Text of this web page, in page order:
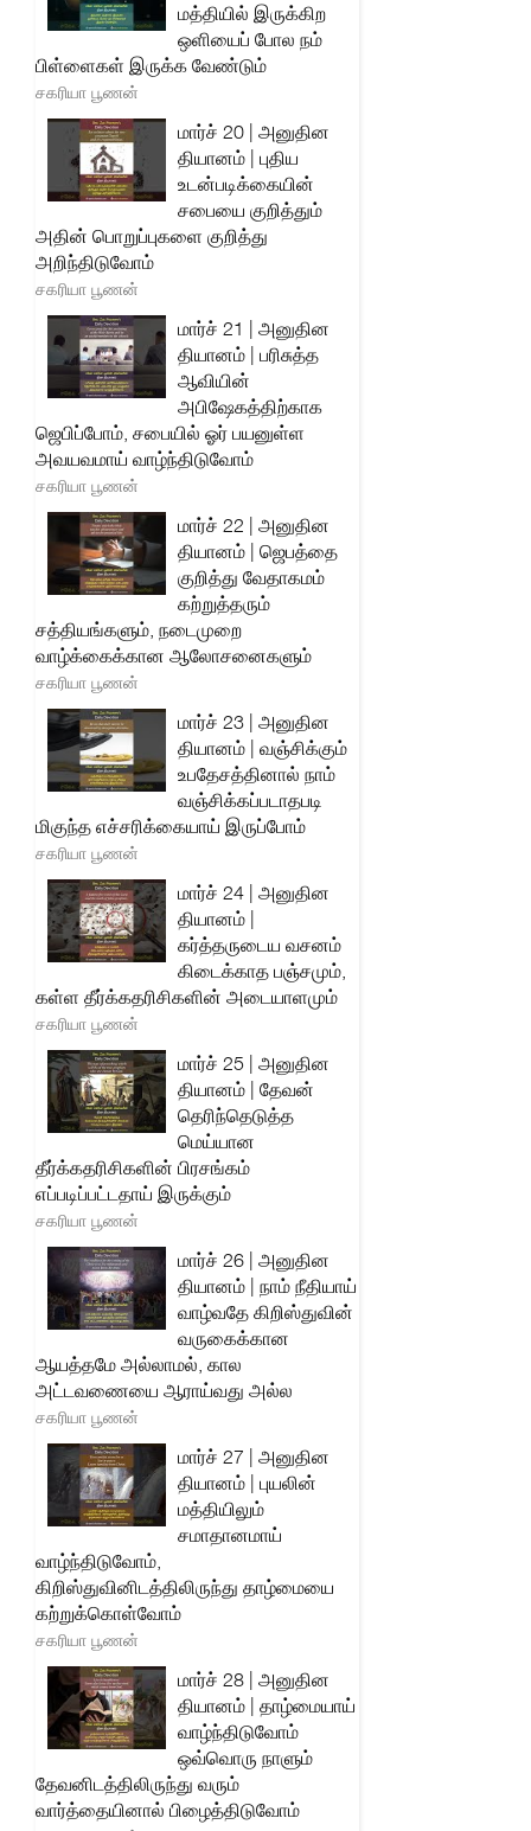
மத்தியில் இருக்கிற
ஒளியைப் போல நம்
பிள்ளைகள் இருக்க வேண்டும்
சகரியா பூணன்
மார்ச் 20 | அனுதின
தியானம் | புதிய
உடன்படிக்கையின்
சபையை குறித்தும்
அதின் பொறுப்புகளை குறித்து
அறிந்திடுவோம்
சகரியா பூணன்
மார்ச் 21 | அனுதின
தியானம் | பரிசுத்த
ஆவியின்
அபிஷேகத்திற்காக
ஜெபிப்போம், சபையில் ஓர் பயனுள்ள
அவயவமாய் வாழ்ந்திடுவோம்
சகரியா பூணன்
மார்ச் 22 | அனுதின
தியானம் | ஜெபத்தை
குறித்து வேதாகமம்
கற்றுத்தரும்
சத்தியங்களும், நடைமுறை
வாழ்க்கைக்கான ஆலோசனைகளும்
சகரியா பூணன்
மார்ச் 23 | அனுதின
தியானம் | வஞ்சிக்கும்
உபதேசத்தினால் நாம்
வஞ்சிக்கப்படாதபடி
மிகுந்த எச்சரிக்கையாய் இருப்போம்
சகரியா பூணன்
மார்ச் 24 | அனுதின
தியானம் |
கர்த்தருடைய வசனம்
கிடைக்காத பஞ்சமும்,
கள்ள தீர்க்கதரிசிகளின் அடையாளமும்
சகரியா பூணன்
மார்ச் 25 | அனுதின
தியானம் | தேவன்
தெரிந்தெடுத்த
மெய்யான
தீர்க்கதரிசிகளின் பிரசங்கம்
எப்படிப்பட்டதாய் இருக்கும்
சகரியா பூணன்
மார்ச் 26 | அனுதின
தியானம் | நாம் நீதியாய்
வாழ்வதே கிறிஸ்துவின்
வருகைக்கான
ஆயத்தமே அல்லாமல், கால
அட்டவணையை ஆராய்வது அல்ல
சகரியா பூணன்
மார்ச் 27 | அனுதின
தியானம் | புயலின்
மத்தியிலும்
சமாதானமாய்
வாழ்ந்திடுவோம்,
கிறிஸ்துவினிடத்திலிருந்து தாழ்மையை
கற்றுக்கொள்வோம்
சகரியா பூணன்
மார்ச் 28 | அனுதின
தியானம் | தாழ்மையாய்
வாழ்ந்திடுவோம்
ஒவ்வொரு நாளும்
தேவனிடத்திலிருந்து வரும்
வார்த்தையினால் பிழைத்திடுவோம்